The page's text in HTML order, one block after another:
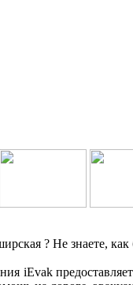
? Не знаете,
iEvak